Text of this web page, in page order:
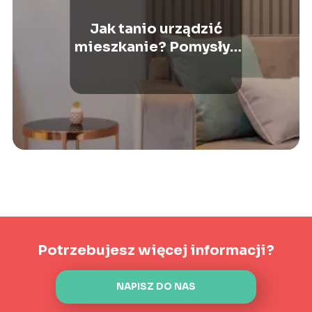
Jak tanio urządzić
mieszkanie? Pomysły i
wskazówki
Potrzebujesz więcej informacji?
NAPISZ DO NAS